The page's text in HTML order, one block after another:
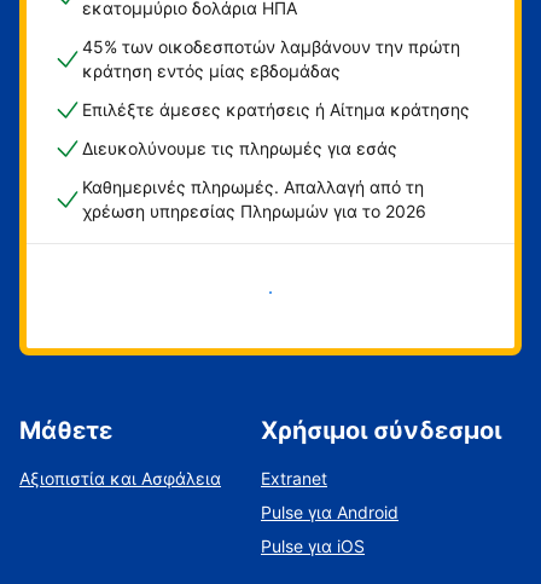
εκατομμύριο δολάρια ΗΠΑ
45% των οικοδεσποτών λαμβάνουν την πρώτη
κράτηση εντός μίας εβδομάδας
Επιλέξτε άμεσες κρατήσεις ή Αίτημα κράτησης
Διευκολύνουμε τις πληρωμές για εσάς
Καθημερινές πληρωμές. Απαλλαγή από τη
χρέωση υπηρεσίας Πληρωμών για το 2026
Ξεκινήστε τώρα
Μάθετε
Αξιοπιστία και Ασφάλεια
Χρήσιμοι σύνδεσμοι
Extranet
Pulse για Android
Pulse για iOS